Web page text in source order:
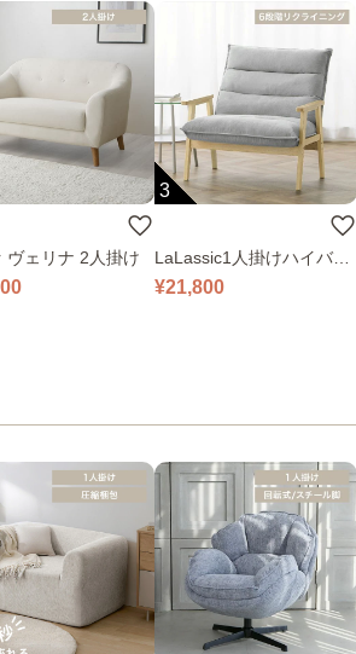
ヴェリナ 2人掛け
3
LaLassic1人掛けハイバッ
クソファ ワイド
¥21,800